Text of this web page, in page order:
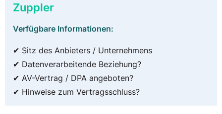
Zuppler
Verfügbare Informationen:
✔ Sitz des Anbieters / Unternehmens
✔ Datenverarbeitende Beziehung?
✔ AV-Vertrag / DPA angeboten?
✔ Hinweise zum Vertragsschluss?